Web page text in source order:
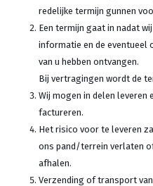
redelijke termijn gunnen
Een termijn gaat in nadat
informatie en de eventueel
van u hebben ontvangen.
Bij vertragingen wordt de
Wij mogen in delen leveren
factureren.
Het risico voor te leveren
ons pand/terrein verlaten
afhalen.
Verzending of transport